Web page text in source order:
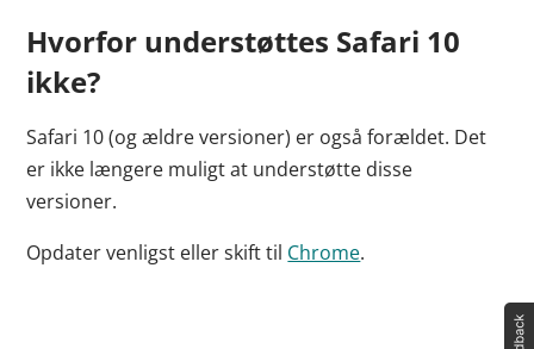
Hvorfor understøttes Safari 10
ikke?
Safari 10 (og ældre versioner) er også forældet. Det
er ikke længere muligt at understøtte disse
versioner.
Opdater venligst eller skift til Chrome.